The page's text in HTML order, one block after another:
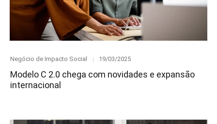
Category
Negócio de Impacto Social
Posted
19/03/2025
Modelo C 2.0 chega com novidades e expansão
internacional